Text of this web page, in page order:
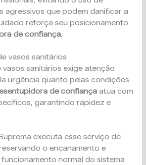
agressivos que podem danificar a
reforça seu posicionamento
de confiança.
vasos sanitários
sanitários exige atenção
urgência quanto pelas condições
de confiança atua com
garantindo rapidez e
executa esse serviço de
o encanamento e
normal do sistema